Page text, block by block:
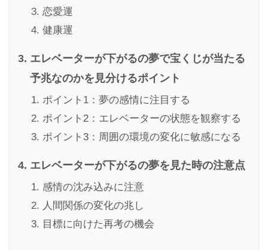
恋愛運
健康運
エレベーターが下がるの夢で宝くじが当たる
予兆なのかを見分けるポイント
ポイント1：夢の感情に注目する
ポイント2：エレベーターの状態を観察する
ポイント3：周囲の環境の変化に敏感になる
エレベーターが下がるの夢を見た時の注意点
感情の沈み込みに注意
人間関係の変化の兆し
目標に向けた再考の機会